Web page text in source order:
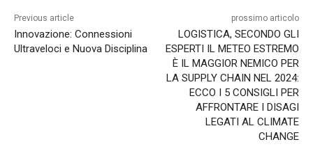
Previous article
Innovazione: Connessioni
Ultraveloci e Nuova Disciplina
prossimo articolo
LOGISTICA, SECONDO GLI
ESPERTI IL METEO ESTREMO
È IL MAGGIOR NEMICO PER
LA SUPPLY CHAIN NEL 2024:
ECCO I 5 CONSIGLI PER
AFFRONTARE I DISAGI
LEGATI AL CLIMATE
CHANGE